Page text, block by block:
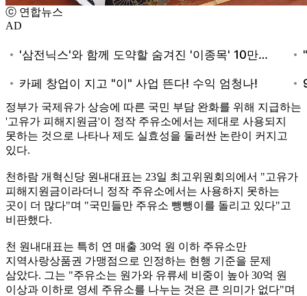
ⓒ 연합뉴스
AD
정부가 국제유가 상승에 따른 국민 부담 완화를 위해 지급하는
'고유가 피해지원금'이 정작 주유소에서는 제대로 사용되지
못하는 것으로 나타나 제도 실효성을 둘러싼 논란이 커지고
있다.
천하람 개혁신당 원내대표는 23일 최고위원회의에서 "고유가
피해지원금이라더니 정작 주유소에서는 사용하지 못하는
곳이 더 많다"며 "국민들만 주유소 뺑뺑이를 돌리고 있다"고
비판했다.
천 원내대표는 특히 연 매출 30억 원 이하 주유소만
지역사랑상품권 가맹점으로 인정하는 현행 기준을 문제
삼았다. 그는 "주유소는 원가와 유류세 비중이 높아 30억 원
이상과 이하로 영세 주유소를 나누는 것은 큰 의미가 없다"며